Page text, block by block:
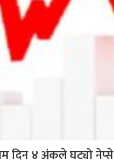
दिन ४ अंकले घट्यो नेप्से